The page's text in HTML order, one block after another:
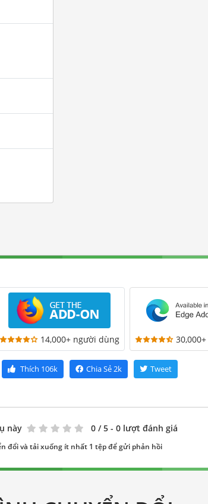
14,000+ người dùng
Thích 106k Chia Sẻ2k Tweet
này 0 / 5 - 0 lượt đánh giá
đổi và tải xuống ít nhất 1 tệp để gửi phản hồi